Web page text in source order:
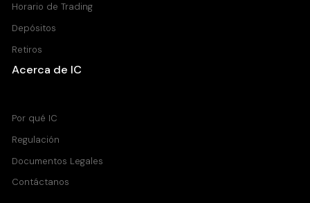
Horario de Trading
Depósitos
Retiros
Acerca de IC
Por qué IC
Regulación
Documentos Legales
Contáctanos